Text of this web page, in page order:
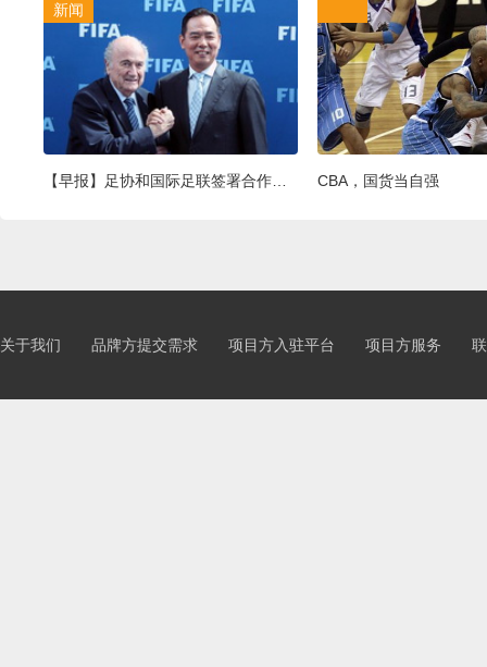
新闻
CBA，国货当自强
关于我们 品牌方提交需求 项目方入驻平台 项目方服务